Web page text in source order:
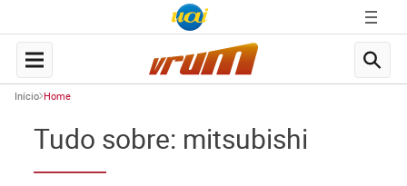
Início Home
Tudo sobre: mitsubishi